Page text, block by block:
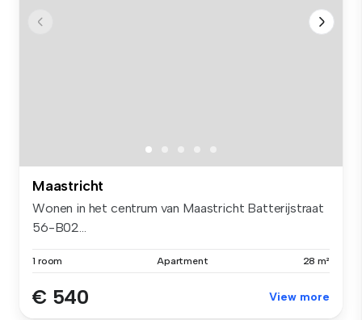
Maastricht
Wonen in het centrum van Maastricht Batterijstraat
56-B02...
1 room Apartment 28 m²
€ 540 View more